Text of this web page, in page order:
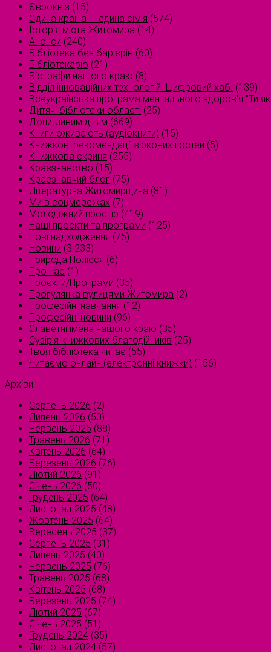
Євроквіз (15)
Єдина країна — єдина сім’я (574)
Історія міста Житомира (14)
Анонси (240)
Бібліотека без бар'єрів (60)
Бібліотекарю (21)
Біографи нашого краю (8)
Відділ інноваційних технологій. Цифровий хаб. (139)
Всеукраїнська програма ментального здоров'я "Ти
Дитячі бібліотеки області (25)
Допитливим дітям (669)
Книги оживають (аудіокниги) (15)
Книжкові рекомендації зіркових гостей (5)
Книжкова скриня (255)
Краєзнавство (15)
Краєзнавчий блог (75)
Літературна Житомирщина (81)
Ми в соцмережах (7)
Молодіжний простір (419)
Наші проєкти та програми (125)
Нові надходження (75)
Новини (3 233)
Природа Полісся (6)
Про нас (1)
Проєкти/Програми (35)
Прогулянка вулицями Житомира (2)
Професійні навчання (12)
Професійні новини (96)
Славетні імена нашого краю (35)
Сузірʼя книжкових благодійників (25)
Твоя бібліотека читає (55)
Читаємо онлайн (електронні книжки) (156)
Архіви
Серпень 2026 (2)
Липень 2026 (50)
Червень 2026 (88)
Травень 2026 (71)
Квітень 2026 (64)
Березень 2026 (76)
Лютий 2026 (91)
Січень 2026 (50)
Грудень 2025 (64)
Листопад 2025 (48)
Жовтень 2025 (64)
Вересень 2025 (37)
Серпень 2025 (31)
Липень 2025 (40)
Червень 2025 (76)
Травень 2025 (68)
Квітень 2025 (68)
Березень 2025 (74)
Лютий 2025 (67)
Січень 2025 (51)
Грудень 2024 (35)
Листопад 2024 (57)